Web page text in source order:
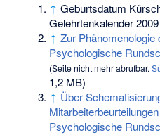
↑ Geburtsdatum
Gelehrtenkalender 2009
↑ Zur
Psychologische
(Seite nicht mehr abrufbar.
1,2 MB)
↑ Über
Psychologische